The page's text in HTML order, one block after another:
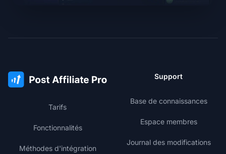
Tarifs
Fonctionnalités
Méthodes d'intégration
Support
Base de connaissances
Espace membres
Journal des modifications